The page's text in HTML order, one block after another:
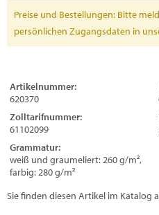
Preise und Bestellungen: Bitte
persönlichen Zugangsdaten in
Artikelnummer:
620370
Zolltarifnummer:
61102099
Grammatur:
weiß und graumeliert: 260 g/m²,
farbig: 280 g/m²
Sie finden diesen Artikel im Katalog